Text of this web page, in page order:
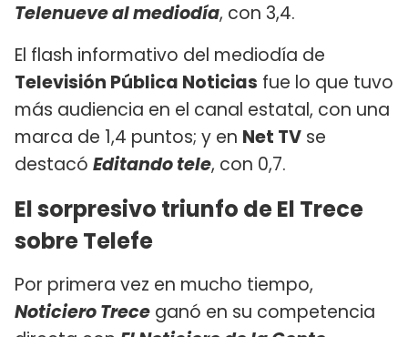
Telenueve al mediodía, con 3,4.
El flash informativo del mediodía de
Televisión Pública Noticias fue lo que tuvo
más audiencia en el canal estatal, con una
marca de 1,4 puntos; y en Net TV se
destacó Editando tele, con 0,7.
El sorpresivo triunfo de El Trece
sobre Telefe
Por primera vez en mucho tiempo,
Noticiero Trece ganó en su competencia